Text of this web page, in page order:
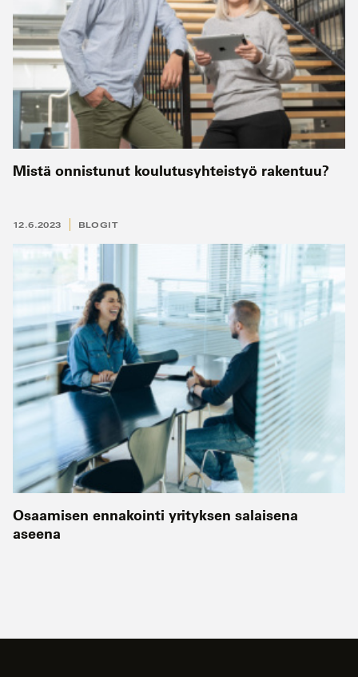
Mistä onnistunut koulutusyhteistyö rakentuu?
12.6.2023 BLOGIT
Osaamisen ennakointi yrityksen salaisena
aseena